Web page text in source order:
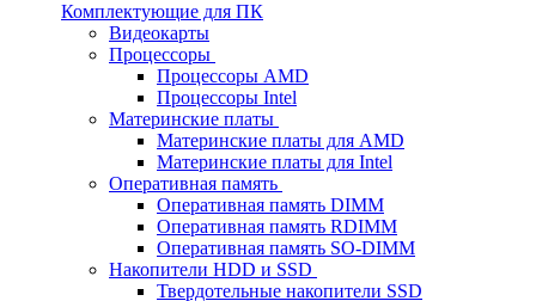
Комплектующие для ПК
Видеокарты
Процессоры
Процессоры AMD
Процессоры Intel
Материнские платы
Материнские платы для AMD
Материнские платы для Intel
Оперативная память
Оперативная память DIMM
Оперативная память RDIMM
Оперативная память SO-DIMM
Накопители HDD и SSD
Твердотельные накопители SSD